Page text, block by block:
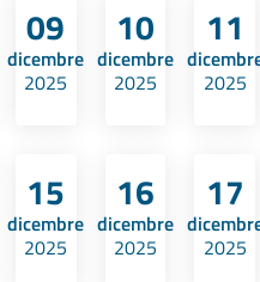
09
dicembre
2025
10
dicembre
2025
11
2025
15
dicembre
2025
16
dicembre
2025
17
2025